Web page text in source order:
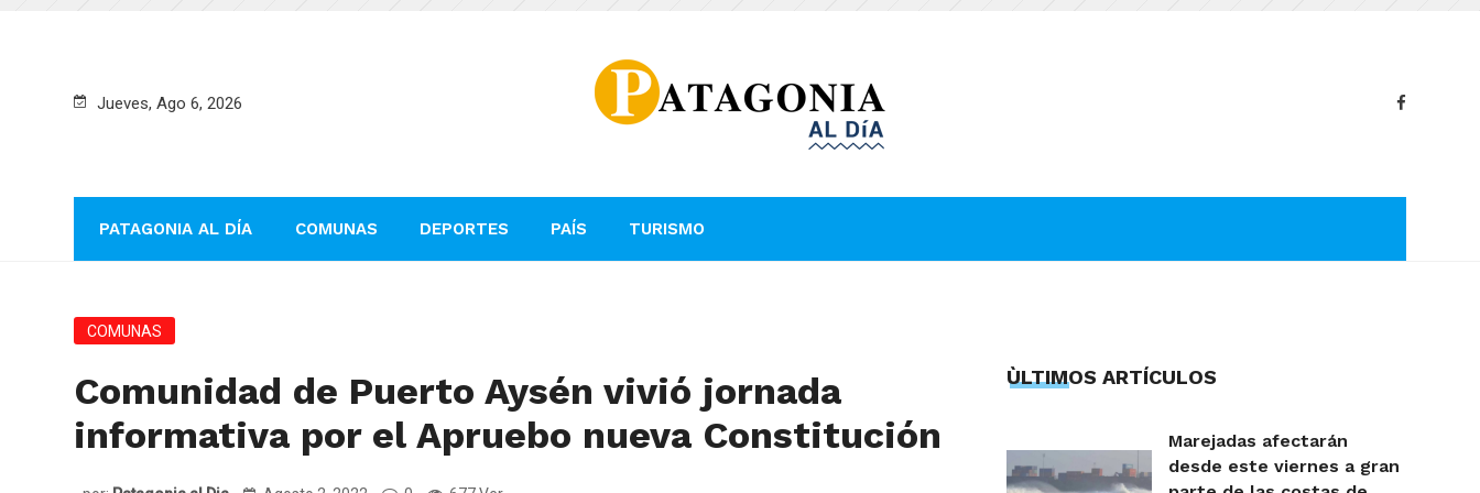
Jueves, Ago 6, 2026
PATAGONIA AL DÍA COMUNAS DEPORTES PAÍS TURISMO
COMUNAS
Comunidad de Puerto Aysén vivió jornada
informativa por el Apruebo nueva Constitución
ÙLTIMOS ARTÍCULOS
Marejadas afectarán
desde este viernes a gran